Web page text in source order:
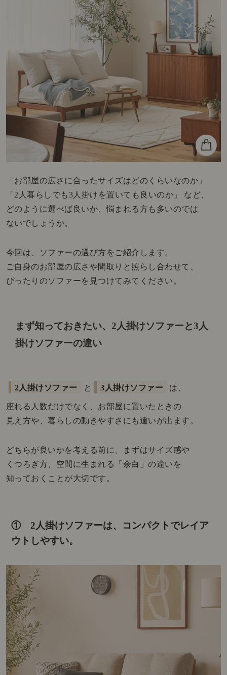
「お部屋の広さに合ったサイズはどのくらいなのか」
「2人暮らしでも3人掛けを置いても良いのか」 など、
どのように選べば良いか、悩まれる方も多いのでは
ないでしょうか。
今回は、ソファーの選び方をご紹介します。
ご自身のお部屋の広さや間取りと照らし合わせて、
ぴったりのソファーを見つけてみてください。
まず知っておきたい、2人掛けソファーと3人
掛けソファーの違い
2人掛けソファー と 3人掛けソファー は、
座れる人数だけでなく、お部屋に置いたときの
見え方や、暮らしの動きやすさにも違いが出ます。
どちらが良いかを考える前に、まずはサイズ感や
くつろぎ方、空間に生まれる「余白」の違いを
知っておくことが大切です。
① 2人掛けソファーは、コンパクトでレイア
ウトしやすい。